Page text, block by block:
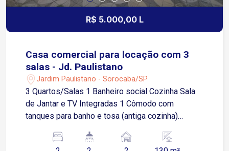
R$ 5.000,00 L
Casa comercial para locação com 3
salas - Jd. Paulistano
Jardim Paulistano - Sorocaba/SP
3 Quartos/Salas 1 Banheiro social Cozinha Sala
de Jantar e TV Integradas 1 Cômodo com
tanques para banho e tosa (antiga cozinha)
fundos Lavanderia nos fundos Garagem para 2